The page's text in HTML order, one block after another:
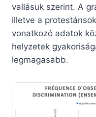
vallásuk szerint. A
illetve a
vonatkozó adatok
helyzetek
legmagasabb.